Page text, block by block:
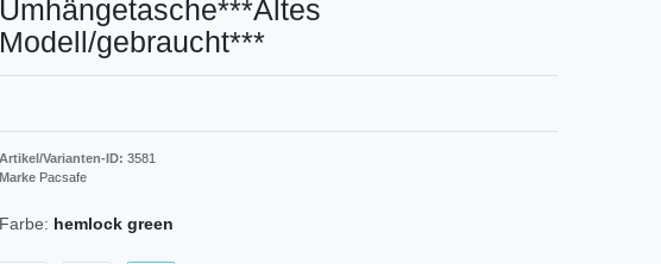
Umhängetasche***Altes
Modell/gebraucht***
Artikel/Varianten-ID: 3581
Marke Pacsafe
Farbe: hemlock green